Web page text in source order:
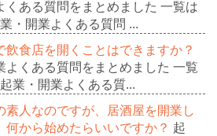
くある質問をまとめました 一覧は
・開業よくある質問 ...
飲食店を開くことはできますか？
よくある質問をまとめました 一覧
業・開業よくある質...
素人なのですが、居酒屋を開業し
何から始めたらいいですか？ 起